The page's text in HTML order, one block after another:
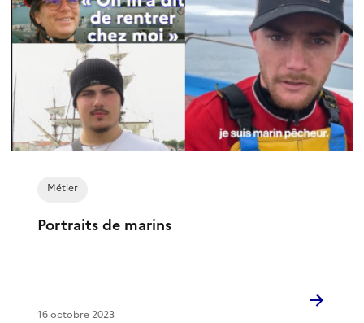
Portraits de marins
Métier
16 octobre 2023